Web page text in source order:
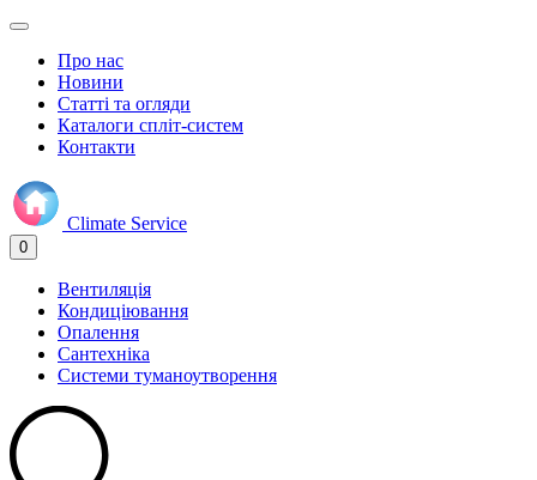
Про нас
Новини
Статті та огляди
Каталоги спліт-систем
Контакти
Climate Service
0
Вентиляція
Кондиціювання
Опалення
Сантехніка
Системи туманоутворення